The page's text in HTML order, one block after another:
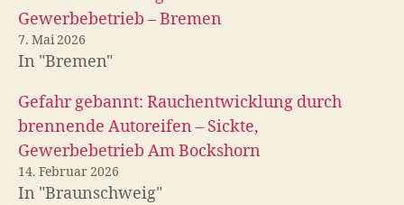
Gewerbebetrieb – Bremen
7. Mai 2026
In "Bremen"
Gefahr gebannt: Rauchentwicklung durch
brennende Autoreifen – Sickte,
Gewerbebetrieb Am Bockshorn
14. Februar 2026
In "Braunschweig"